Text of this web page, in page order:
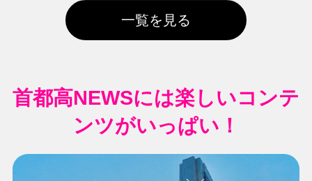
一覧を見る
首都高NEWSには楽しいコンテ
ンツがいっぱい！